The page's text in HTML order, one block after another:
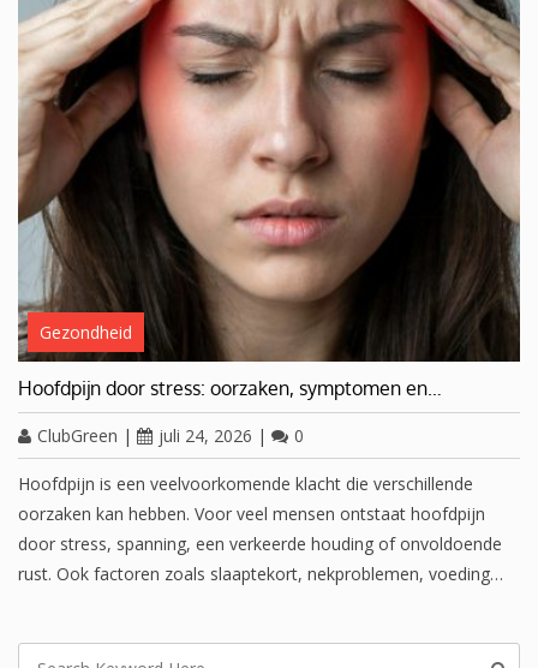
Gezondheid
Hoofdpijn door stress: oorzaken, symptomen en…
ClubGreen | juli 24, 2026 | 0
Hoofdpijn is een veelvoorkomende klacht die verschillende
oorzaken kan hebben. Voor veel mensen ontstaat hoofdpijn
door stress, spanning, een verkeerde houding of onvoldoende
rust. Ook factoren zoals slaaptekort, nekproblemen, voeding…